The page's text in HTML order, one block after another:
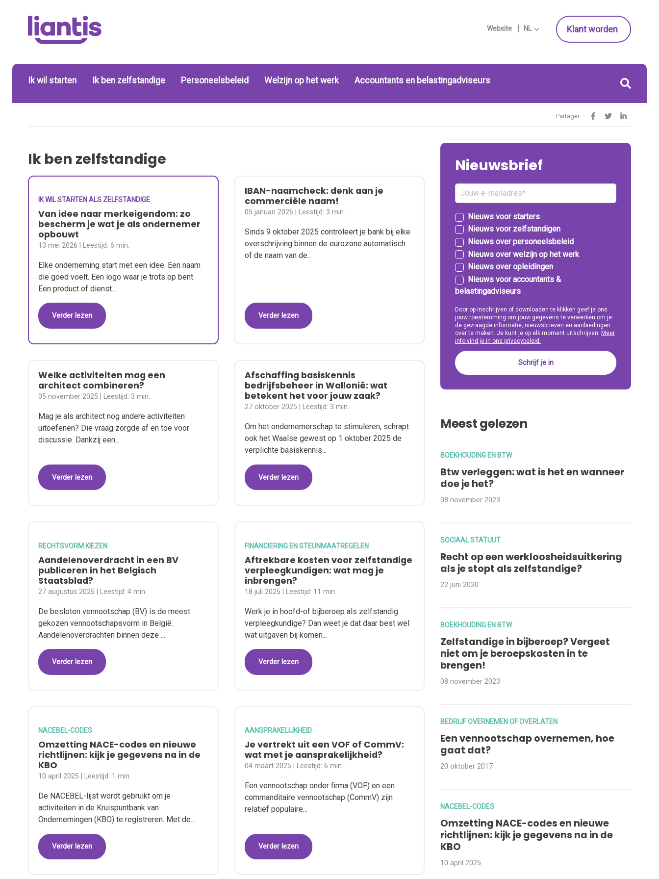
Website NL Klant worden
Ik wil starten Ik ben zelfstandige Personeelsbeleid Welzijn op het werk Accountants en belastingadviseurs
Partager
Ik ben zelfstandige
IK WIL STARTEN ALS ZELFSTANDIGE
Van idee naar merkeigendom: zo
bescherm je wat je als ondernemer
opbouwt
13 mei 2026 | Leestijd:6 min.
Elke onderneming start met een idee. Een naam
die goed voelt. Een logo waar je trots op bent.
Een product of dienst...
Verder lezen
IBAN-naamcheck: denk aan je
commerciële naam!
05 januari 2026 | Leestijd: 3 min.
Sinds 9 oktober 2025 controleert je bank bij elke
overschrijving binnen de eurozone automatisch
of de naam van de...
Verder lezen
Welke activiteiten mag een
architect combineren?
05 november 2025 | Leestijd: 3 min.
Mag je als architect nog andere activiteiten
uitoefenen? Die vraag zorgde af en toe voor
discussie. Dankzij een...
Verder lezen
Afschaffing basiskennis
bedrijfsbeheer in Wallonië: wat
betekent het voor jouw zaak?
27 oktober 2025 | Leestijd: 3 min.
Om het ondernemerschap te stimuleren, schrapt
ook het Waalse gewest op 1 oktober 2025 de
verplichte basiskennis...
Verder lezen
RECHTSVORM KIEZEN
Aandelenoverdracht in een BV
publiceren in het Belgisch
Staatsblad?
27 augustus 2025 | Leestijd:4 min.
De besloten vennootschap (BV) is de meest
gekozen vennootschapsvorm in België.
Aandelenoverdrachten binnen deze ...
Verder lezen
FINANCIERING EN STEUNMAATREGELEN
Aftrekbare kosten voor zelfstandige
verpleegkundigen: wat mag je
inbrengen?
18 juli 2025 | Leestijd: 11 min.
Werk je in hoofd-of bijberoep als zelfstandig
verpleegkundige? Dan weet je dat daar best wel
wat uitgaven bij komen...
Verder lezen
NACEBEL-CODES
Omzetting NACE-codes en nieuwe
richtlijnen: kijk je gegevens na in de
KBO
10 april 2025 | Leestijd: 1 min.
De NACEBEL-lijst wordt gebruikt om je
activiteiten in de Kruispuntbank van
Ondernemingen (KBO) te registreren. Met de...
Verder lezen
AANSPRAKELIJKHEID
Je vertrekt uit een VOF of CommV:
wat met je aansprakelijkheid?
04 maart 2025 | Leestijd: 6 min.
Een vennootschap onder firma (VOF) en een
commanditaire vennootschap (CommV) zijn
relatief populaire...
Verder lezen
Nieuwsbrief
Nieuws voor starters
Nieuws voor zelfstandigen
Nieuws over personeelsbeleid
Nieuws over welzijn op het werk
Nieuws over opleidingen
Nieuws voor accountants &
belastingadviseurs
Door op inschrijven of downloaden te klikken geef je ons
jouw toestemming om jouw gegevens te verwerken om je
de gevraagde informatie, nieuwsbrieven en aanbiedingen
over te maken. Je kunt je op elk moment uitschrijven. Meer
info vind je in ons privacybeleid.
Meest gelezen
BOEKHOUDING EN BTW
Btw verleggen: wat is het en wanneer
doe je het?
08 november 2023
SOCIAAL STATUUT
Recht op een werkloosheidsuitkering
als je stopt als zelfstandige?
22 juni 2020
BOEKHOUDING EN BTW
Zelfstandige in bijberoep? Vergeet
niet om je beroepskosten in te
brengen!
08 november 2023
BEDRIJF OVERNEMEN OF OVERLATEN
Een vennootschap overnemen, hoe
gaat dat?
20 oktober 2017
NACEBEL-CODES
Omzetting NACE-codes en nieuwe
richtlijnen: kijk je gegevens na in de
KBO
10 april 2025